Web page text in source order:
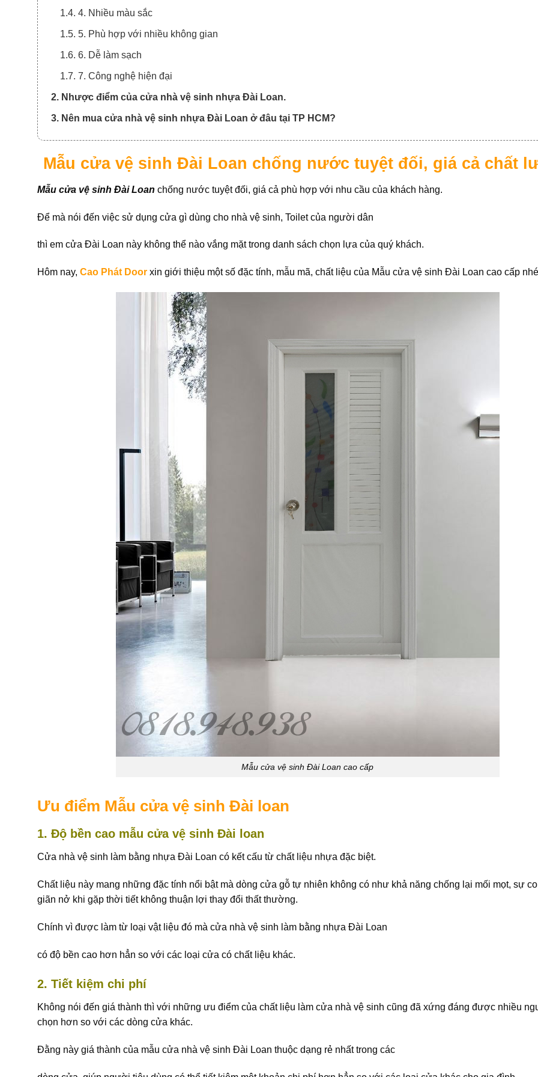
1.4. 4. Nhiều màu sắc
1.5. 5. Phù hợp với nhiều không gian
1.6. 6. Dễ làm sạch
1.7. 7. Công nghệ hiện đại
2. Nhược điểm của cửa nhà vệ sinh nhựa Đài Loan.
3. Nên mua cửa nhà vệ sinh nhựa Đài Loan ở đâu tại TP HCM?
Mẫu cửa vệ sinh Đài Loan chống nước tuyệt đối, giá cả chất
Mẫu cửa vệ sinh Đài Loan chống nước tuyệt đối, giá cả phù hợp với nhu cầu của khách hàng.
Để mà nói đến việc sử dụng cửa gì dùng cho nhà vệ sinh, Toilet của người dân
thì em cửa Đài Loan này không thể nào vắng mặt trong danh sách chọn lựa của quý khách.
Hôm nay, Cao Phát Door xin giới thiệu một số đặc tính, mẫu mã, chất liệu của Mẫu cửa vệ sinh Đài Loan cao cấp
Mẫu cửa vệ sinh Đài Loan cao cấp
Ưu điểm Mẫu cửa vệ sinh Đài loan
1. Độ bền cao mẫu cửa vệ sinh Đài loan
Cửa nhà vệ sinh làm bằng nhựa Đài Loan có kết cấu từ chất liệu nhựa đặc biệt.
Chất liệu này mang những đặc tính nổi bật mà dòng cửa gỗ tự nhiên không có như khả năng chống lại mối mọt, sự
giãn nở khi gặp thời tiết không thuận lợi thay đổi thất thường.
Chính vì được làm từ loại vật liệu đó mà cửa nhà vệ sinh làm bằng nhựa Đài Loan
có độ bền cao hơn hẳn so với các loại cửa có chất liệu khác.
2. Tiết kiệm chi phí
Không nói đến giá thành thì với những ưu điểm của chất liệu làm cửa nhà vệ sinh cũng đã xứng đáng được nhiều
chọn hơn so với các dòng cửa khác.
Đằng này giá thành của mẫu cửa nhà vệ sinh Đài Loan thuộc dạng rẻ nhất trong các